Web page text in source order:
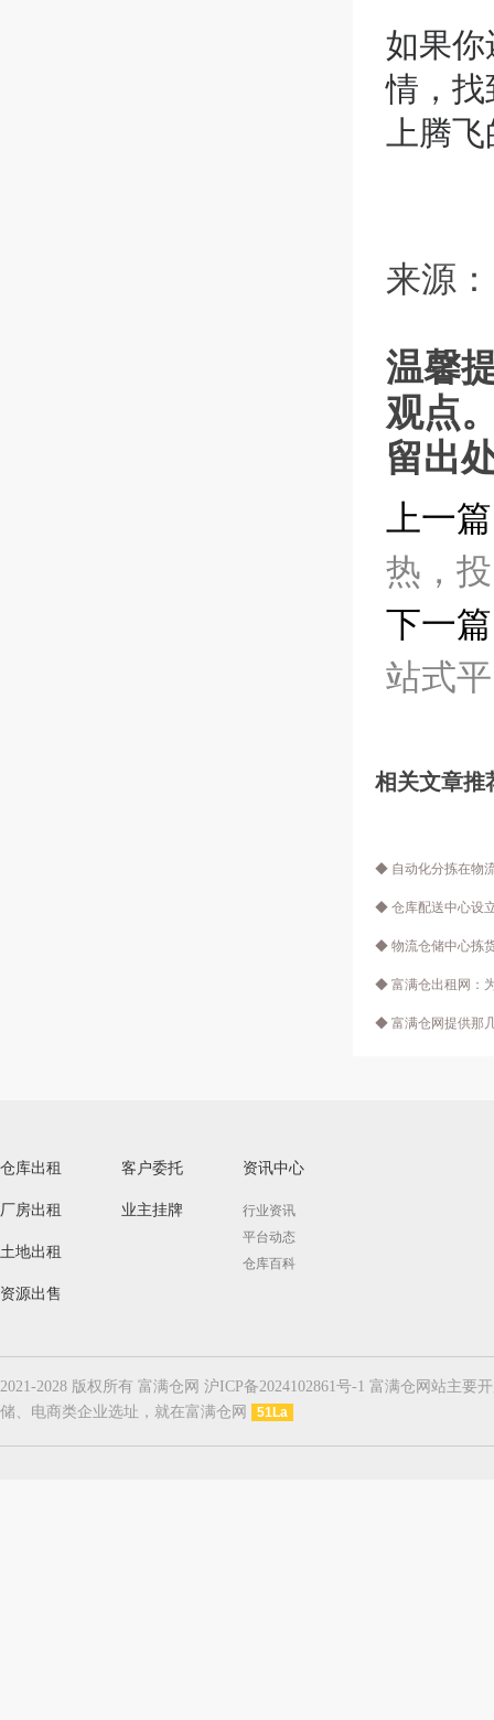
如果
情，
上腾
来源：
温馨
观点
留出
上一
热，
下一
站式
相关文章推
◆ 自动化分拣在物
◆ 仓库配送中心设
◆ 物流仓储中心拣
◆ 富满仓出租网：
◆ 富满仓网提供那
仓库出租
厂房出租
土地出租
资源出售
客户委托
业主挂牌
资讯中心
行业资讯
平台动态
仓库百科
2021-2028 版权所有 富满仓网 沪ICP备2024102861号-1 富满仓网站主
储、电商类企业选址，就在富满仓网
51La